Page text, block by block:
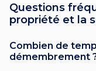
Questions
propriété et la
Combien de
démembrement